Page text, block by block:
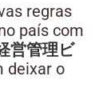
regras
país com
営管理ビ
deixar o